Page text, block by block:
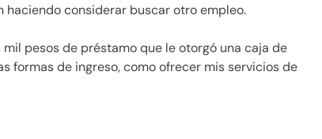
haciendo considerar buscar otro empleo.
pesos de préstamo que le otorgó una caja de
formas de ingreso, como ofrecer mis servicios de